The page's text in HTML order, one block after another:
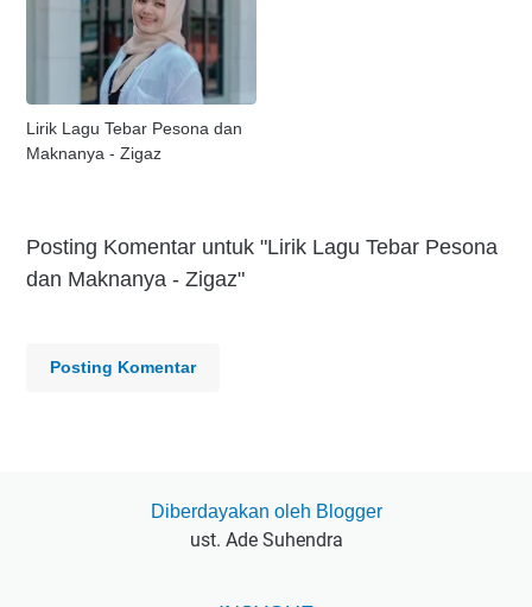
Lirik Lagu Tebar Pesona dan
Maknanya - Zigaz
Posting Komentar untuk "Lirik Lagu Tebar Pesona
dan Maknanya - Zigaz"
Posting Komentar
Diberdayakan oleh Blogger
ust. Ade Suhendra